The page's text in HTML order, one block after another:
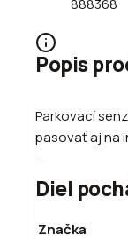
888368
Popis
Parkovací
pasovať aj na
Diel
Značka